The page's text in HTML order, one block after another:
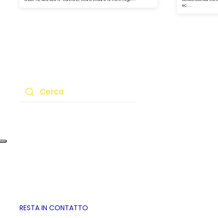
ec.....
RESTA IN CONTATTO